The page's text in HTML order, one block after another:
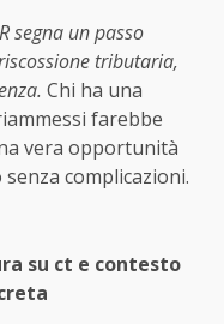
segna un passo
tributaria,
Chi ha una
farebbe
vera opportunità
complicazioni.
su ct e contesto